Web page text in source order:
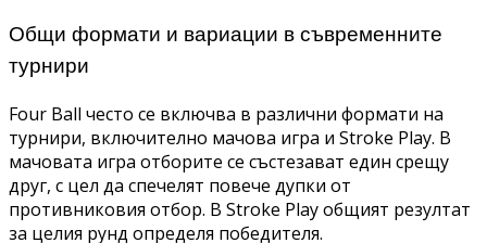
Общи формати и вариации в съвременните
турнири
Four Ball често се включва в различни формати на
турнири, включително мачова игра и Stroke Play. В
мачовата игра отборите се състезават един срещу
друг, с цел да спечелят повече дупки от
противниковия отбор. В Stroke Play общият резултат
за целия рунд определя победителя.